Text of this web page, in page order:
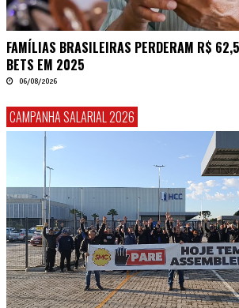
FAMÍLIAS BRASILEIRAS PERDERAM R$
BETS EM 2025
06/08/2026
CAMPANHA SALARIAL 2026